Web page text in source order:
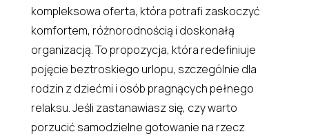
kompleksowa oferta, która potrafi zaskoczyć
komfortem, różnorodnością i doskonałą
organizacją. To propozycja, która redefiniuje
pojęcie beztroskiego urlopu, szczególnie dla
rodzin z dziećmi i osób pragnących pełnego
relaksu. Jeśli zastanawiasz się, czy warto
porzucić samodzielne gotowanie na rzecz